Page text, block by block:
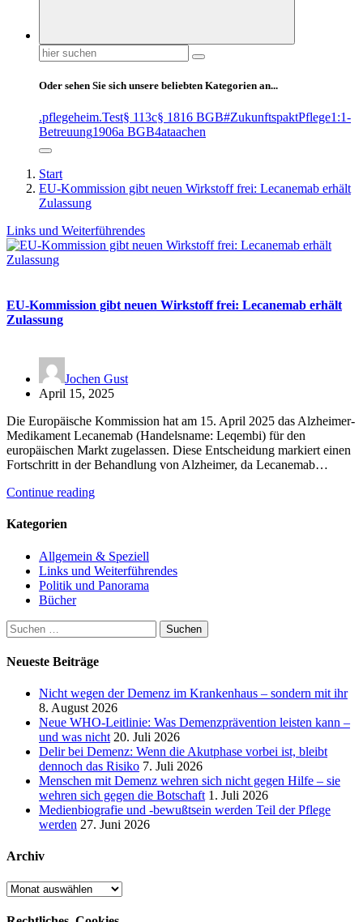
Suchen
nach:
Oder sehen Sie sich unsere beliebten Kategorien an...
.pflegeheim.Test§ 113c§ 1816 BGB#ZukunftspaktPflege1:1-
Betreuung1906a BGB4ataachen
Start
EU-Kommission gibt neuen Wirkstoff frei: Lecanemab erhält
Zulassung
Links und Weiterführendes
EU-Kommission gibt neuen Wirkstoff frei: Lecanemab erhält
Zulassung
Jochen Gust
April 15, 2025
Die Europäische Kommission hat am 15. April 2025 das Alzheimer-
Medikament Lecanemab (Handelsname: Leqembi) für den
europäischen Markt zugelassen. Diese Entscheidung markiert einen
Fortschritt in der Behandlung von Alzheimer, da Lecanemab…
Continue reading
Kategorien
Allgemein & Speziell
Links und Weiterführendes
Politik und Panorama
Bücher
Suchen
nach:
Neueste Beiträge
Nicht wegen der Demenz im Krankenhaus – sondern mit ihr
8. August 2026
Neue WHO-Leitlinie: Was Demenzprävention leisten kann –
und was nicht 20. Juli 2026
Delir bei Demenz: Wenn die Akutphase vorbei ist, bleibt
dennoch das Risiko 7. Juli 2026
Menschen mit Demenz wehren sich nicht gegen Hilfe – sie
wehren sich gegen die Botschaft 1. Juli 2026
Medienbiografie und -bewußtsein werden Teil der Pflege
werden 27. Juni 2026
Archiv
Archiv